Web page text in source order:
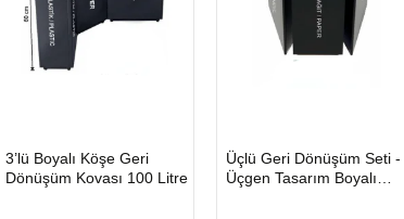
HIZLI
GÖNDERİ
3’lü Boyalı Köşe Geri
Dönüşüm Kovası 100 Litre
HIZLI
GÖNDERİ
Üçlü Geri Dönüşüm Seti -
Üçgen Tasarım Boyalı